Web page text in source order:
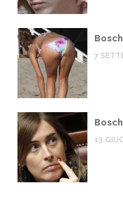
7
13